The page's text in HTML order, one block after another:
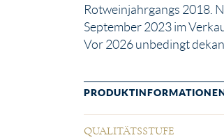
Rotweinjahrgangs 2018.
September 2023 im
Vor 2026 unbedingt
QUALITÄTSSTUFE